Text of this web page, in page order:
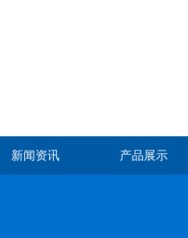
新闻资讯 产品展示